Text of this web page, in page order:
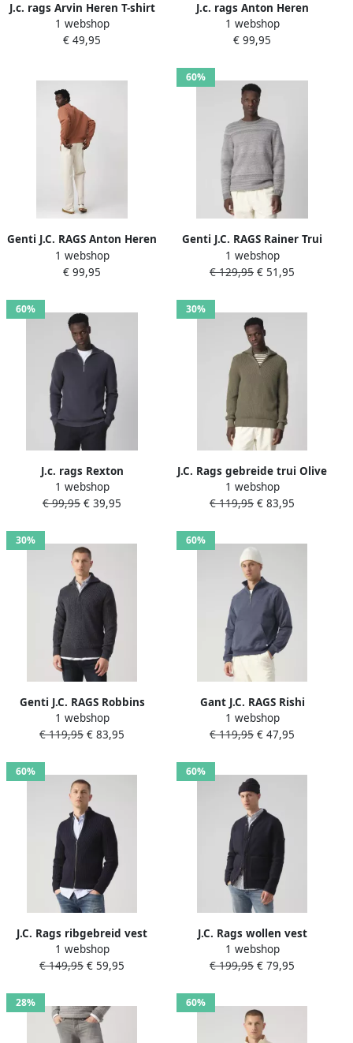
J.c. rags Arvin Heren T-shirt
KM
1 webshop
€ 49,95
J.c. rags Anton Heren
Sweater
1 webshop
€ 99,95
Genti J.C. RAGS Anton Heren
Sweater
1 webshop
€ 99,95
60%
Genti J.C. RAGS Rainer Trui
ronde hals
1 webshop
€ 129,95 € 51,95
60%
J.c. rags Rexton
Schipperstrui
1 webshop
€ 99,95 € 39,95
30%
J.C. Rags gebreide trui Olive
Night
1 webshop
€ 119,95 € 83,95
30%
Genti J.C. RAGS Robbins
Schipperstrui
1 webshop
€ 119,95 € 83,95
60%
Gant J.C. RAGS Rishi
Schipperstrui
1 webshop
€ 119,95 € 47,95
60%
J.C. Rags ribgebreid vest
REAGAN met wol sky
captain
1 webshop
€ 149,95 € 59,95
60%
J.C. Rags wollen vest
ROSWELL sky captain
1 webshop
€ 199,95 € 79,95
28% 60%